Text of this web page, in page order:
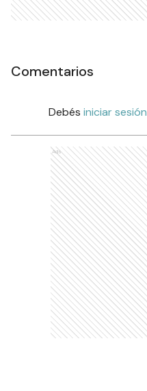
Comentarios
Debés iniciar sesión
Ads